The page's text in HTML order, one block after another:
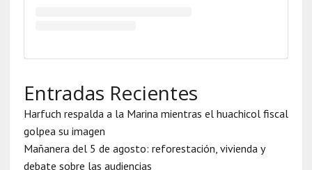
Entradas Recientes
Harfuch respalda a la Marina mientras el huachicol fiscal
golpea su imagen
Mañanera del 5 de agosto: reforestación, vivienda y
debate sobre las audiencias